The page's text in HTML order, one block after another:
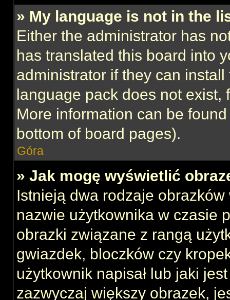
» My language is not in the
Either the administrator has
has translated this board into
administrator if they can
language pack does not exist,
More information can be
bottom of board pages).
Góra
» Jak mogę wyświetlić
Istnieją dwa rodzaje
nazwie użytkownika w czasie
obrazki związane z rangą
gwiazdek, bloczków czy
użytkownik napisał lub jaki
zazwyczaj większy obrazek,